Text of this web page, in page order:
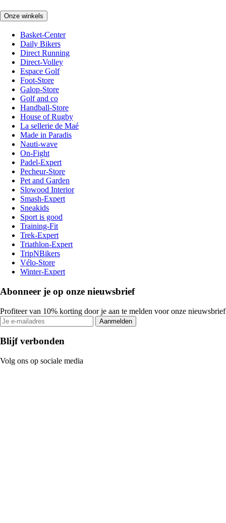
Onze winkels
Basket-Center
Daily Bikers
Direct Running
Direct-Volley
Espace Golf
Foot-Store
Galop-Store
Golf and co
Handball-Store
House of Rugby
La sellerie de Maé
Made in Paradis
Nauti-wave
On-Fight
Padel-Expert
Pecheur-Store
Pet and Garden
Slowood Interior
Smash-Expert
Sneakids
Sport is good
Training-Fit
Trek-Expert
Triathlon-Expert
TripNBikers
Vélo-Store
Winter-Expert
Abonneer je op onze nieuwsbrief
Profiteer van 10% korting door je aan te melden voor onze nieuwsbrief
Aanmelden
Blijf verbonden
Volg ons op sociale media